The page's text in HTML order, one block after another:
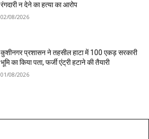
रंगदारी न देने का हत्या का आरोप
02/08/2026
कुशीनगर प्रशासन ने तहसील हाटा में 100 एकड़ सरकारी
भूमि का किया पता, फर्जी एंट्री हटाने की तैयारी
01/08/2026